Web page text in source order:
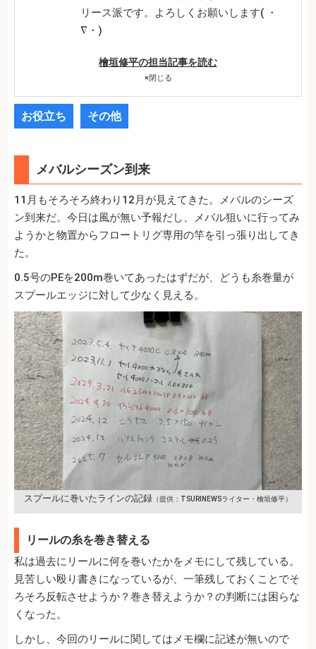
リース派です。よろしくお願いします( ・
∇・)
檜垣修平の担当記事を読む
×閉じる
お役立ち その他
メバルシーズン到来
11月もそろそろ終わり12月が見えてきた。メバルのシーズ
ン到来だ。今日は風が無い予報だし、メバル狙いに行ってみ
ようかと物置からフロートリグ専用の竿を引っ張り出してき
た。
0.5号のPEを200m巻いてあったはずだが、どうも糸巻量が
スプールエッジに対して少なく見える。
スプールに巻いたラインの記録 （提供：TSURINEWSライター・檜垣修平）
リールの糸を巻き替える
私は過去にリールに何を巻いたかをメモにして残している。
見苦しい殴り書きになっているが、一筆残しておくことでそ
ろそろ反転させようか？巻き替えようか？の判断には困らな
くなった。
しかし、今回のリールに関してはメモ欄に記述が無いので